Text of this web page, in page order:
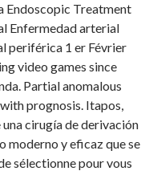
Endoscopic Treatment
Enfermedad arterial
periférica 1 er Février
video games since
Partial anomalous
prognosis. Itapos,
cirugía de derivación
moderno y eficaz que se
sélectionne pour vous